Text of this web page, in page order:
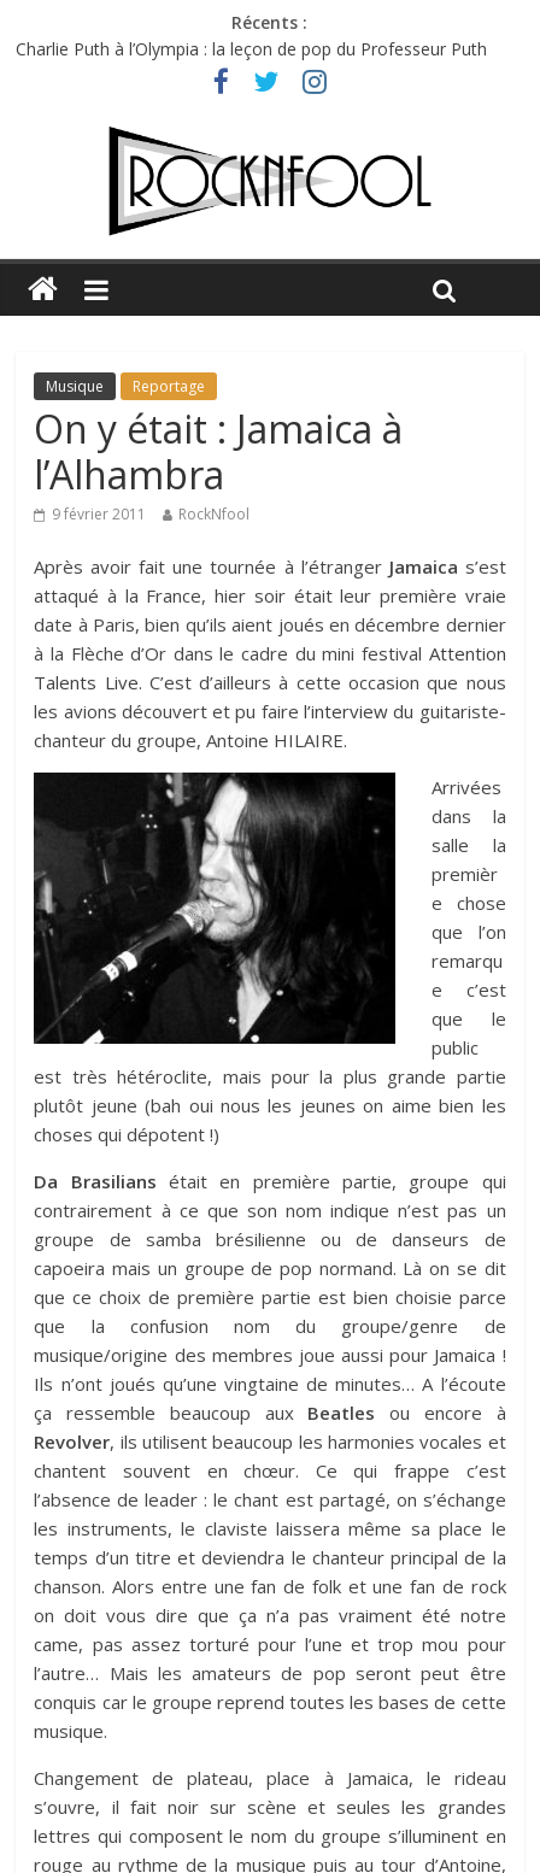
Récents :
Charlie Puth à l’Olympia : la leçon de pop du Professeur Puth
Festival Triptyque : un nouveau festival de musique indépendant
Hellfest 2026 vendredi : température et émotions en hausse
Hellfest 2026 jeudi : impossible de choisir entre chaleur et bonne
Première édition du Midgard Festival : entre bière, métal et
Musique Reportage
On y était : Jamaica à
l’Alhambra
9 février 2011 RockNfool
Après avoir fait une tournée à l’étranger Jamaica s’est
attaqué à la France, hier soir était leur première vraie
date à Paris, bien qu’ils aient joués en décembre dernier
à la Flèche d’Or dans le cadre du mini festival Attention
Talents Live. C’est d’ailleurs à cette occasion que nous
les avions découvert et pu fairel’interview du guitariste-
chanteur du groupe, Antoine HILAIRE.
Arrivées
dans la
salle la
premièr
e chose
que l’on
remarqu
e c’est
que le
public
est très hétéroclite, mais pour la plus grande partie
plutôt jeune (bah oui nous les jeunes on aime bien les
choses qui dépotent !)
Da Brasilians était en première partie, groupe qui
contrairement à ce que son nom indique n’est pas un
groupe de samba brésilienne ou de danseurs de
capoeira mais un groupe de pop normand. Là on se dit
que ce choix de première partie est bien choisie parce
que la confusion nom du groupe/genre de
musique/origine des membres joue aussi pour Jamaica !
Ils n’ont joués qu’une vingtaine de minutes… A l’écoute
ça ressemble beaucoup aux Beatles ou encore à
Revolver, ils utilisent beaucoup les harmonies vocales et
chantent souvent en chœur. Ce qui frappe c’est
l’absence de leader : le chant est partagé, on s’échange
les instruments, le claviste laissera même sa place le
temps d’un titre et deviendra le chanteur principal de la
chanson. Alors entre une fan de folk et une fan de rock
on doit vous dire que ça n’a pas vraiment été notre
came, pas assez torturé pour l’une et trop mou pour
l’autre… Mais les amateurs de pop seront peut être
conquis car le groupe reprend toutes les bases de cette
musique.
Changement de plateau, place à Jamaica, le rideau
s’ouvre, il fait noir sur scène et seules les grandes
lettres qui composent le nom du groupe s’illuminent en
rouge au rythme de la musique puis au tour d’Antoine,